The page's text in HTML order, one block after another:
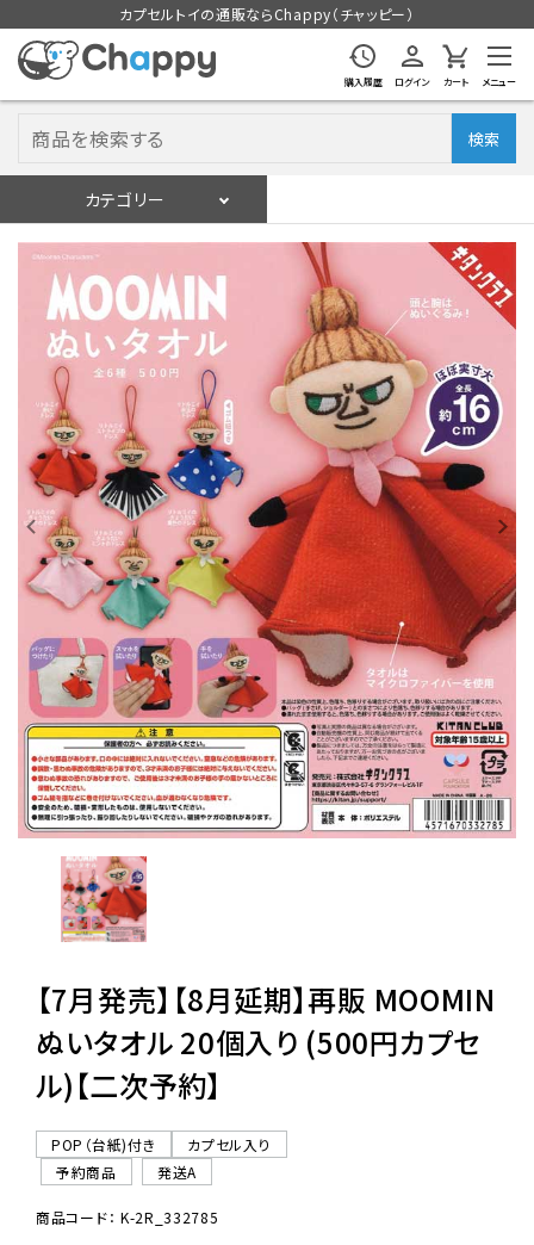
カプセルトイの通販ならChappy（チャッピー）
購入履歴 ログイン カート メニュー
検索
カテゴリー
ログイン 会員登録
入荷スケジュールをチェック
カプセルトイマシン本体
カプセルトイ
販促用空カプセル
レンタル
景品・玩具・文具
販促用カプセルトイ
よくあるご質問
06-6282-7659
【7月発売】【8月延期】再販 MOOMIN
ぬいタオル 20個入り (500円カプセ
ル)【二次予約】
POP（台紙)付き
カプセル入り
予約商品
発送A
商品コード： K-2R_332785